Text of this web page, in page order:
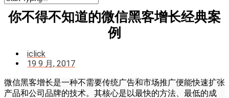
你不得不知道的微信黑客增长经典案
例
iclick
19 9 月, 2017
微信黑客增长是一种不需要传统广告和市场推广便能快速扩张
产品和公司品牌的技术。其核心是以最快的方法、最低的成